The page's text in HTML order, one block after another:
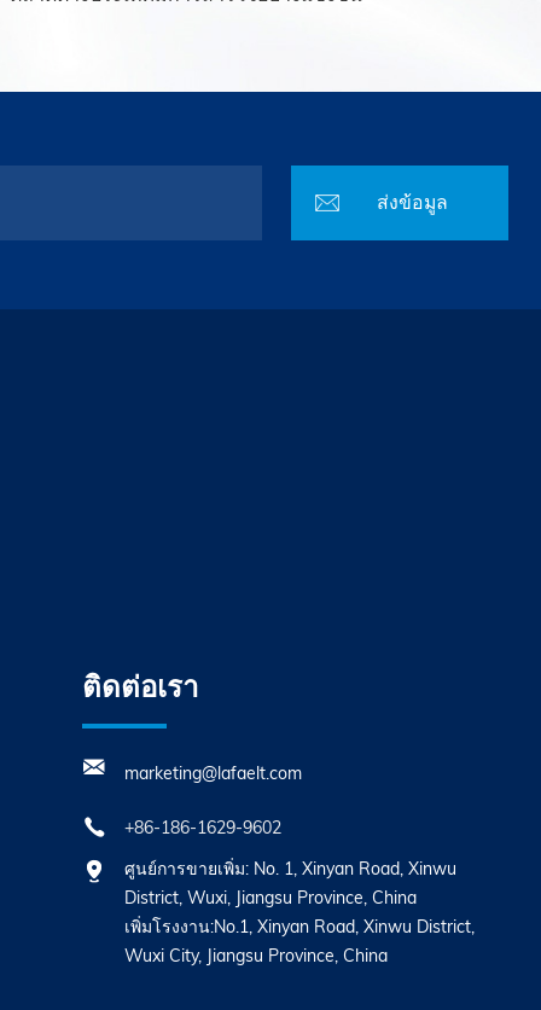
ติดต่อเรา
marketing@lafaelt.com
+86-186-1629-9602
ศูนย์การขายเพิ่ม: No. 1, Xinyan Road, Xinwu
District, Wuxi, Jiangsu Province, China
เพิ่มโรงงาน:No.1, Xinyan Road, Xinwu District,
Wuxi City, Jiangsu Province, China